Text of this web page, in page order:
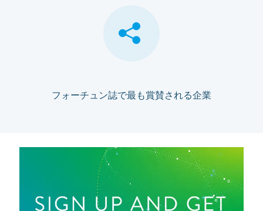
フォーチュン誌で最も賞賛される企業